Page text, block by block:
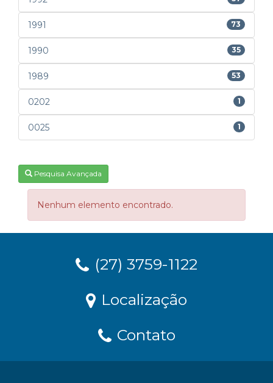
1991 73
1990 35
1989 53
0202 1
0025 1
Pesquisa Avançada
Nenhum elemento encontrado.
(27) 3759-1122
Localização
Contato